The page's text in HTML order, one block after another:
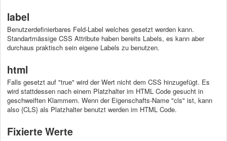
label
Benutzerdefinierbares Feld-Label welches gesetzt werden kann.
Standartmässige CSS Attribute haben bereits Labels, es kann aber
durchaus praktisch sein eigene Labels zu benutzen.
html
Falls gesetzt auf "true" wird der Wert nicht dem CSS hinzugefügt. Es
wird stattdessen nach einem Platzhalter im HTML Code gesucht in
geschweiften Klammern. Wenn der Eigenschafts-Name "cls" ist, kann
also {CLS} als Platzhalter benutzt werden im HTML Code.
Fixierte Werte